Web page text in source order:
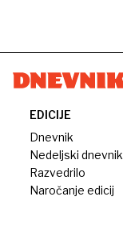
EDICIJE
Dnevnik
Nedeljski dnevnik
Razvedrilo
Naročanje edicij